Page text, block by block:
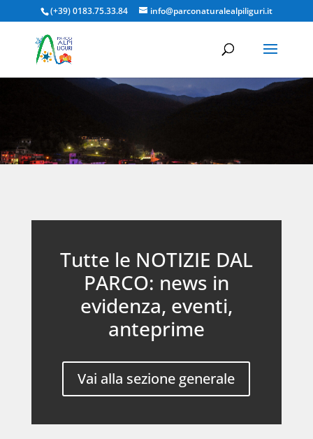
(+39) 0183.75.33.84 info@parconaturalealpiliguri.it
Tutte le NOTIZIE DAL
PARCO: news in
evidenza, eventi,
anteprime
Vai alla sezione generale